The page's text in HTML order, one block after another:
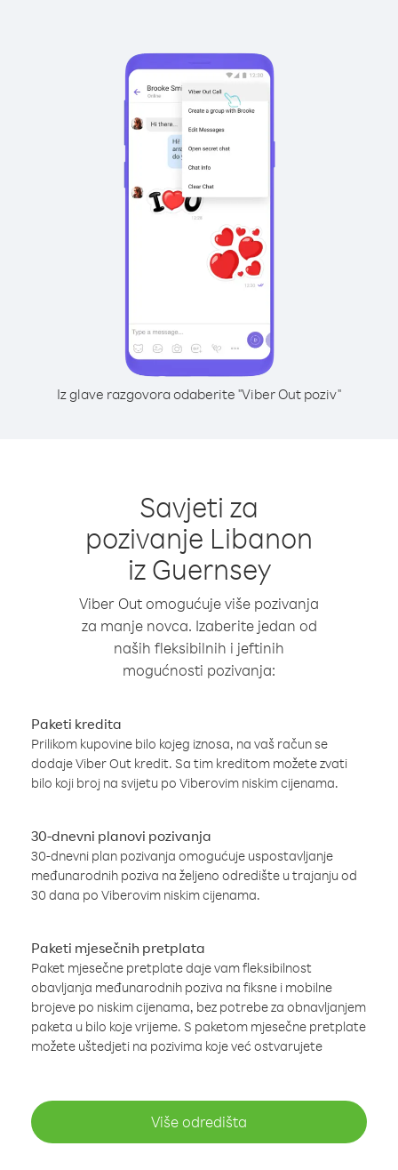
Iz glave razgovora odaberite "Viber Out poziv"
Savjeti za
pozivanje Libanon
iz Guernsey
Viber Out omogućuje više pozivanja
za manje novca. Izaberite jedan od
naših fleksibilnih i jeftinih
mogućnosti pozivanja:
Paketi kredita
Prilikom kupovine bilo kojeg iznosa, na vaš račun se
dodaje Viber Out kredit. Sa tim kreditom možete zvati
bilo koji broj na svijetu po Viberovim niskim cijenama.
30-dnevni planovi pozivanja
30-dnevni plan pozivanja omogućuje uspostavljanje
međunarodnih poziva na željeno odredište u trajanju od
30 dana po Viberovim niskim cijenama.
Paketi mjesečnih pretplata
Paket mjesečne pretplate daje vam fleksibilnost
obavljanja međunarodnih poziva na fiksne i mobilne
brojeve po niskim cijenama, bez potrebe za obnavljanjem
paketa u bilo koje vrijeme. S paketom mjesečne pretplate
možete uštedjeti na pozivima koje već ostvarujete
Više odredišta